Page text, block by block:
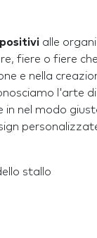
alle
fiere o fiere
e nella
l'arte
nel modo
stallo